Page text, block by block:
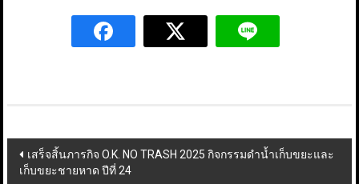
Post
เสร็จสิ้นภารกิจ O.K. NO TRASH 2025 กิจกรรมดำน้ำเก็บขยะและ
เก็บขยะชายหาด ปีที่ 24